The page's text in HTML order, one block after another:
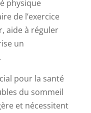
physique
de l’exercice
aide à réguler
un
pour la santé
du sommeil
et nécessitent